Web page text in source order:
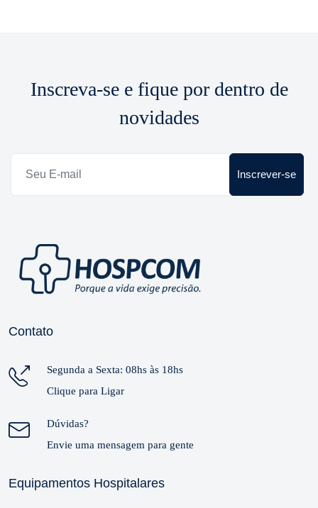
Inscreva-se e fique por dentro de
novidades
Inscrever-se
Contato
Segunda a Sexta: 08hs às 18hs
Clique para Ligar
Dúvidas?
Envie uma mensagem para gente
Equipamentos Hospitalares